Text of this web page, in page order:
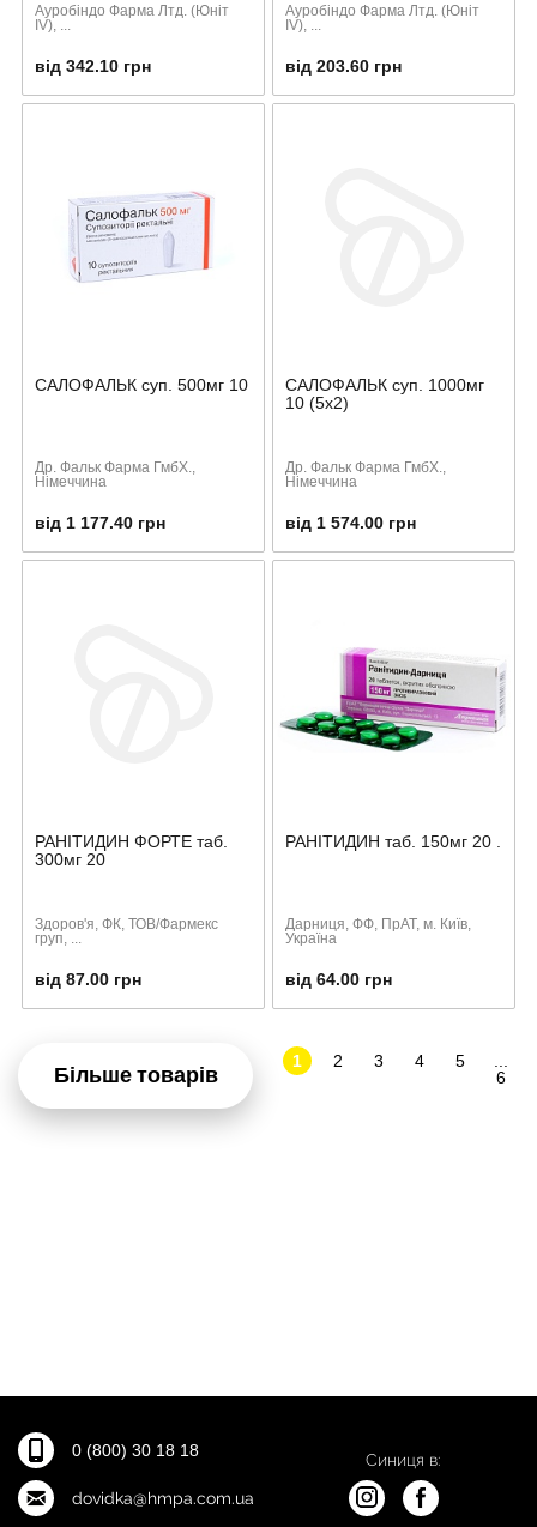
Ауробіндо Фарма Лтд. (Юніт
ІV), ...
від 342.10 грн
Ауробіндо Фарма Лтд. (Юніт
ІV), ...
від 203.60 грн
САЛОФАЛЬК суп. 500мг 10
Др. Фальк Фарма ГмбХ.,
Німеччина
від 1 177.40 грн
САЛОФАЛЬК суп. 1000мг
10 (5х2)
Др. Фальк Фарма ГмбХ.,
Німеччина
від 1 574.00 грн
РАНІТИДИН ФОРТЕ таб.
300мг 20
Здоров'я, ФК, ТОВ/Фармекс
груп, ...
від 87.00 грн
РАНІТИДИН таб. 150мг 20 .
Дарниця, ФФ, ПрАТ, м. Київ,
Україна
від 64.00 грн
Більше товарів
1 2 3 4 5
6
0 (800) 30 18 18
dovidka@hmpa.com.ua
Синиця в: